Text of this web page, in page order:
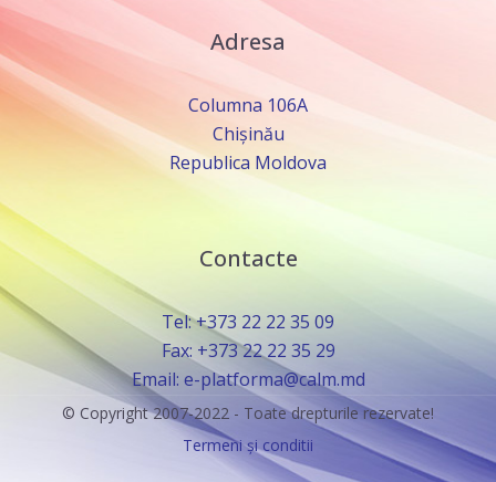
Adresa
Columna 106A
Chișinău
Republica Moldova
Contacte
Tel: +373 22 22 35 09
Fax: +373 22 22 35 29
Email: e-platforma@calm.md
© Copyright 2007-2022 - Toate drepturile rezervate!
Termeni și conditii